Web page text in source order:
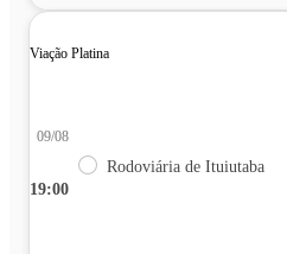
Viação Platina
19:00
09/08
Rodoviária de Ituiutaba